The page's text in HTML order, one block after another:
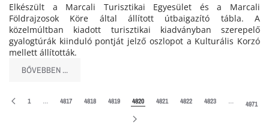
Elkészült a Marcali Turisztikai Egyesület és a Marcali
Földrajzosok Köre által állított útbaigazító tábla. A
közelmúltban kiadott turisztikai kiadványban szerepelő
gyalogtúrák kiinduló pontját jelző oszlopot a Kulturális Korzó
mellett állították.
BŐVEBBEN ...
1 … 4817 4818 4819 4820 4821 4822 4823 … 4971